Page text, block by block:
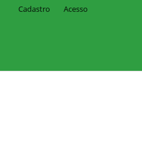
Cadastro Acesso